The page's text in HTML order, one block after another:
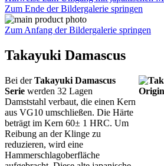
Zum Ende der Bildergalerie springen
Zum Anfang der Bildergalerie springen
Takayuki Damascus
Bei derTakayuki Damascus
Serie werden 32 Lagen
Damststahl verbaut, die einen Kern
aus VG10 umschließen. Die Härte
beträgt im Kern 60± 1 HRC. Um
Reibung an der Klinge zu
reduzieren, wird eine
Hammerschlagoberfläche